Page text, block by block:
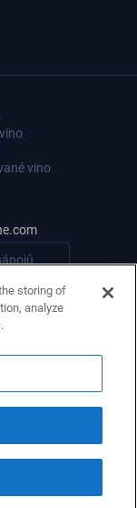
vino
storing of
analyze